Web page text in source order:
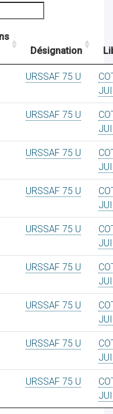
Désignation
URSSAF 75 U
URSSAF 75 U
URSSAF 75 U
URSSAF 75 U
URSSAF 75 U
URSSAF 75 U
URSSAF 75 U
URSSAF 75 U
URSSAF 75 U